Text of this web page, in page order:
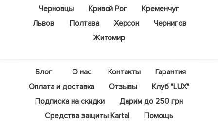
Черновцы
Кривой Рог
Кременчуг
Львов
Полтава Херсон
Чернигов
Житомир
Блог О нас Контакты
Гарантия
Оплата и доставка
Отзывы
Клуб "LUX"
Подписка на скидки
Дарим до 250 грн
Средства защиты Kartal
Помощь